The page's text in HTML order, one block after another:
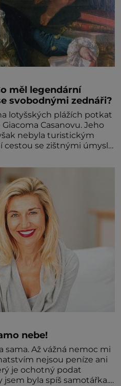
měl legendární
svobodnými zednáři?
lotyšských plážích potkat
Casanovu. Jeho
nebyla turistickým
cestou se zištnými úmysly.
Rigy? Casanova v Pobaltí
lóže. Nebyl v této
protože do zednářské
nebe!
sama. Až vážná nemoc mi
nejsou peníze ani
je ochotný podat
byla spíš samotářka.